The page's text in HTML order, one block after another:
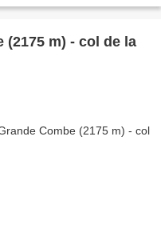
(2175 m) - col de la